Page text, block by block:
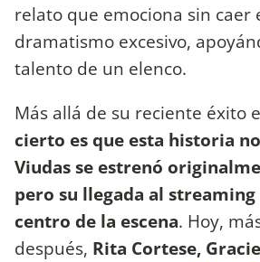
relato que emociona sin caer
dramatismo excesivo,
talento de un elenco.
Más allá de su reciente éxito
cierto es que esta historia
Viudas se estrenó
pero su llegada al
centro de la escena. Hoy,
después, Rita Cortese,